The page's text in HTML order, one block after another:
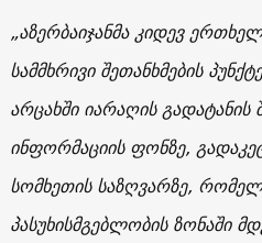
„აზერბაიჯანმა კიდევ
სამმხრივი შეთანხმების
არცახში იარაღის გადატანის
ინფორმაციის ფონზე,
სომხეთის საზღვარზე,
პასუხისმგებლობის ზონაში